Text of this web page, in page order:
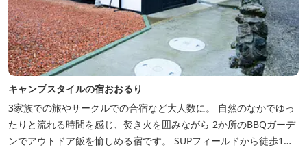
キャンプスタイルの宿おおるり
3家族での旅やサークルでの合宿など大人数に。 自然のなかでゆっ
たりと流れる時間を感じ、焚き火を囲みながら 2か所のBBQガーデ
ンでアウトドア飯を愉しめる宿です。 SUPフィールドから徒歩1